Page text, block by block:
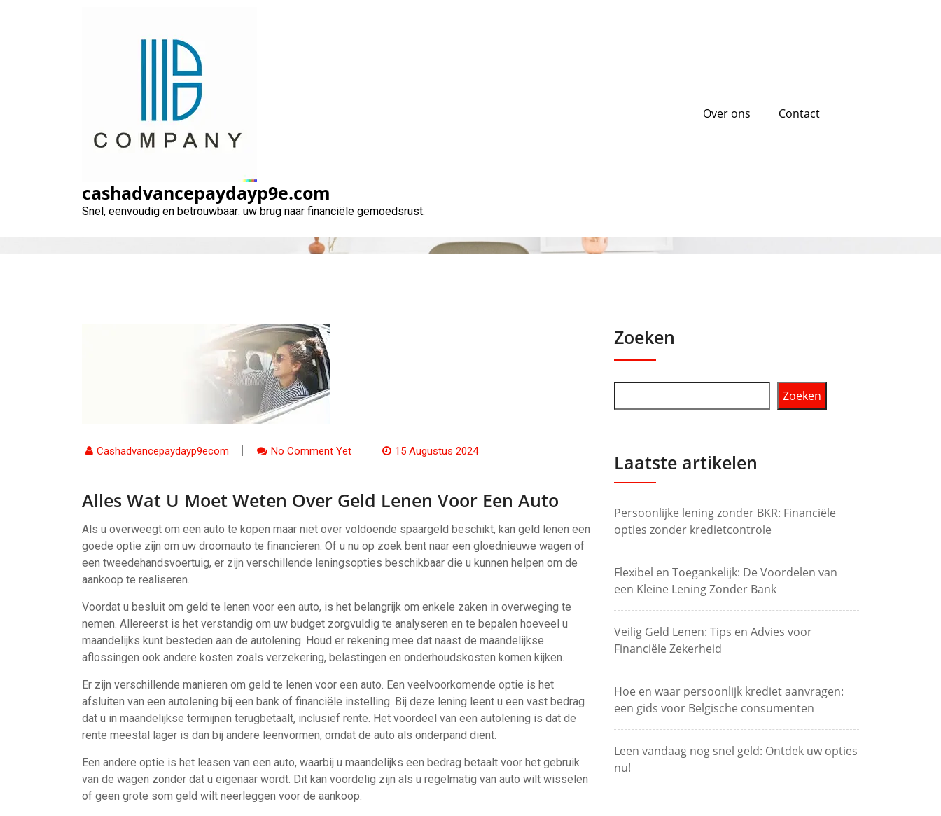
cashadvancepaydayp9e.com
Snel, eenvoudig en betrouwbaar: uw brug naar financiële gemoedsrust.
Over ons Contact
Alles wat u moet weten over geld lenen voor een auto
Cashadvancepaydayp9ecom No Comment Yet 15 Augustus 2024
Alles Wat U Moet Weten Over Geld Lenen Voor Een Auto
Als u overweegt om een auto te kopen maar niet over voldoende spaargeld beschikt, kan geld lenen een
goede optie zijn om uw droomauto te financieren. Of u nu op zoek bent naar een gloednieuwe wagen of
een tweedehandsvoertuig, er zijn verschillende leningsopties beschikbaar die u kunnen helpen om de
aankoop te realiseren.
Voordat u besluit om geld te lenen voor een auto, is het belangrijk om enkele zaken in overweging te
nemen. Allereerst is het verstandig om uw budget zorgvuldig te analyseren en te bepalen hoeveel u
maandelijks kunt besteden aan de autolening. Houd er rekening mee dat naast de maandelijkse
aflossingen ook andere kosten zoals verzekering, belastingen en onderhoudskosten komen kijken.
Er zijn verschillende manieren om geld te lenen voor een auto. Een veelvoorkomende optie is het
afsluiten van een autolening bij een bank of financiële instelling. Bij deze lening leent u een vast bedrag
dat u in maandelijkse termijnen terugbetaalt, inclusief rente. Het voordeel van een autolening is dat de
rente meestal lager is dan bij andere leenvormen, omdat de auto als onderpand dient.
Een andere optie is het leasen van een auto, waarbij u maandelijks een bedrag betaalt voor het gebruik
van de wagen zonder dat u eigenaar wordt. Dit kan voordelig zijn als u regelmatig van auto wilt wisselen
of geen grote som geld wilt neerleggen voor de aankoop.
Zoeken
Zoeken
Laatste artikelen
Persoonlijke lening zonder BKR: Financiële
opties zonder kredietcontrole
Flexibel en Toegankelijk: De Voordelen van
een Kleine Lening Zonder Bank
Veilig Geld Lenen: Tips en Advies voor
Financiële Zekerheid
Hoe en waar persoonlijk krediet aanvragen:
een gids voor Belgische consumenten
Leen vandaag nog snel geld: Ontdek uw opties
nu!